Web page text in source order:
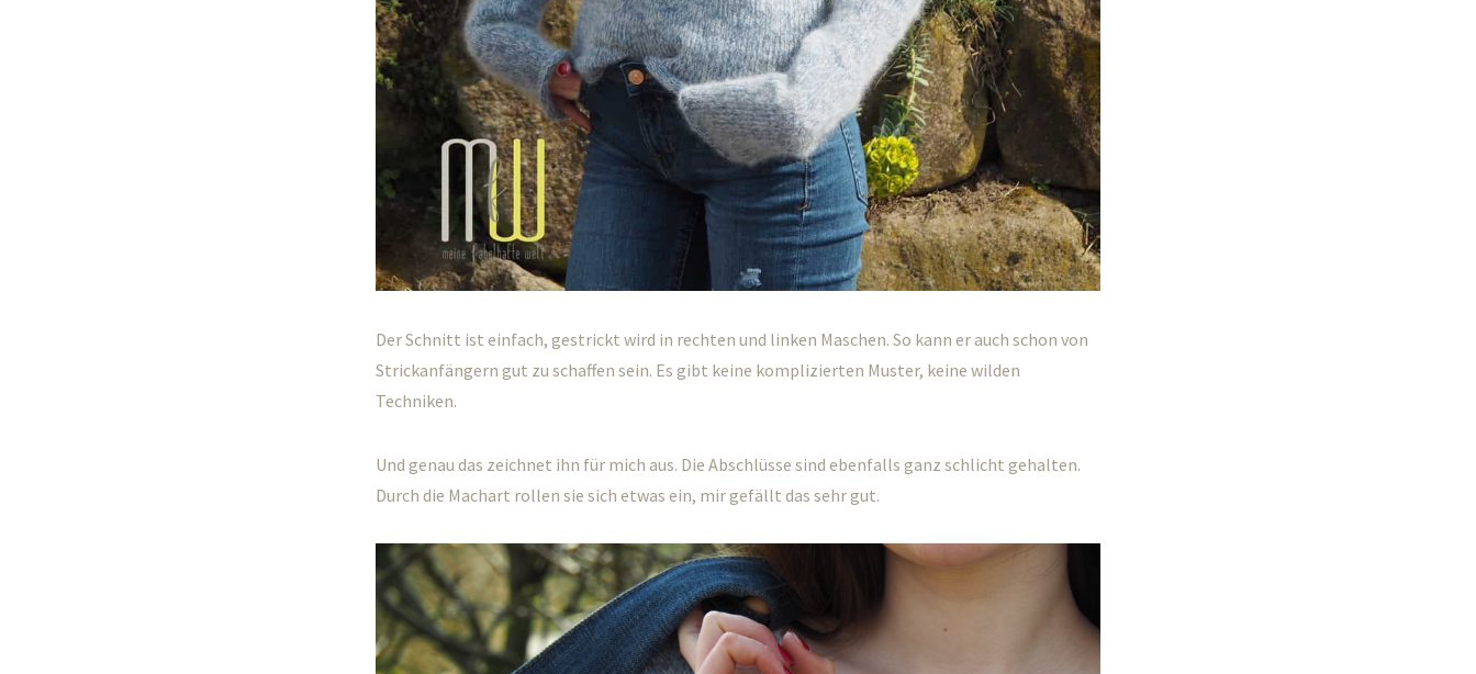
Der Schnitt ist einfach, gestrickt wird in rechten und linken Maschen. So kann er auch schon von
Strickanfängern gut zu schaffen sein. Es gibt keine komplizierten Muster, keine wilden
Techniken.
Und genau das zeichnet ihn für mich aus. Die Abschlüsse sind ebenfalls ganz schlicht gehalten.
Durch die Machart rollen sie sich etwas ein, mir gefällt das sehr gut.